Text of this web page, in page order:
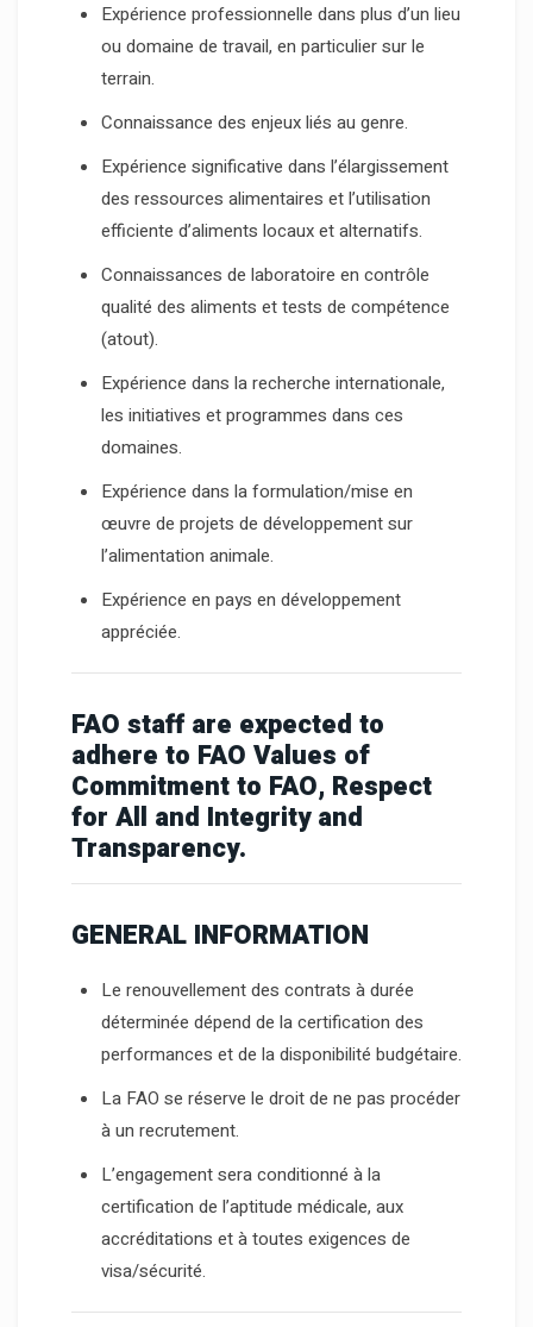
Expérience professionnelle dans plus d’un lieu
ou domaine de travail, en particulier sur le
terrain.
Connaissance des enjeux liés au genre.
Expérience significative dans l’élargissement
des ressources alimentaires et l’utilisation
efficiente d’aliments locaux et alternatifs.
Connaissances de laboratoire en contrôle
qualité des aliments et tests de compétence
(atout).
Expérience dans la recherche internationale,
les initiatives et programmes dans ces
domaines.
Expérience dans la formulation/mise en
œuvre de projets de développement sur
l’alimentation animale.
Expérience en pays en développement
appréciée.
FAO staff are expected to
adhere to FAO Values of
Commitment to FAO, Respect
for All and Integrity and
Transparency.
GENERAL INFORMATION
Le renouvellement des contrats à durée
déterminée dépend de la certification des
performances et de la disponibilité budgétaire.
La FAO se réserve le droit de ne pas procéder
à un recrutement.
L’engagement sera conditionné à la
certification de l’aptitude médicale, aux
accréditations et à toutes exigences de
visa/sécurité.